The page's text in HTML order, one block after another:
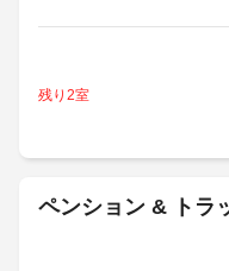
残り2室
ペンション & トラ